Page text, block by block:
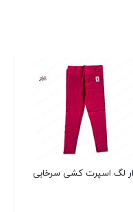
لگ اسپرت کشی سرخابی